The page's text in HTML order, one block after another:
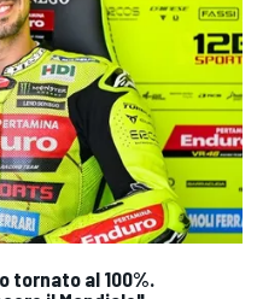
tornato al 100%.